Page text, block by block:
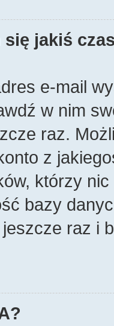
się jakiś
e-mail
w nim
raz.
z
którzy
bazy
raz i